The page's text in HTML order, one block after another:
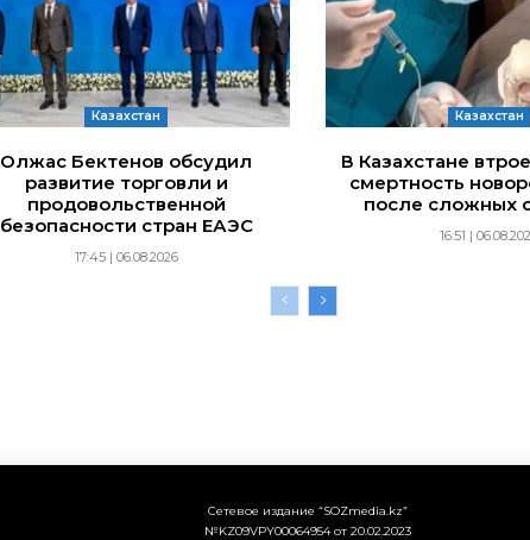
Казахстан
Олжас Бектенов обсудил
развитие торговли и
продовольственной
безопасности стран ЕАЭС
17:45 | 06.08.2026
Казахстан
В Казахстане
смертность
после сложных
16:51 |
Сетевое издание “SOZmedia.kz”
№KZ09VPY00064954 от 20.02.2023